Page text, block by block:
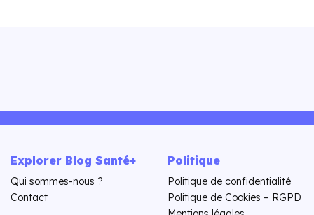
Explorer Blog Santé+
Qui sommes-nous ?
Contact
Politique
Politique de confidentialité
Politique de Cookies – RGPD